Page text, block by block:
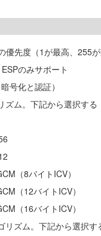
優先度（1が最高、255
のみサポート
号化と認証）
ズム。下記から選択する
（8バイトICV）
（12バイトICV）
（16バイトICV）
リズム。下記から選択す